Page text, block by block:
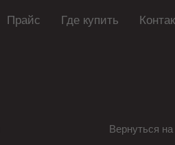
Прайс Где купить
Вернуться